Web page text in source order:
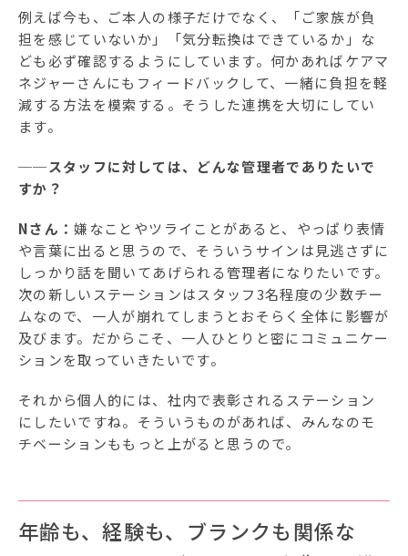
例えば今も、ご本人の様子だけでなく、「ご家族が負
担を感じていないか」「気分転換はできているか」な
ども必ず確認するようにしています。何かあればケアマ
ネジャーさんにもフィードバックして、一緒に負担を軽
減する方法を模索する。そうした連携を大切にしてい
ます。
──スタッフに対しては、どんな管理者でありたいで
すか？
Nさん：嫌なことやツライことがあると、やっぱり表情
や言葉に出ると思うので、そういうサインは見逃さずに
しっかり話を聞いてあげられる管理者になりたいです。
次の新しいステーションはスタッフ3名程度の少数チー
ムなので、一人が崩れてしまうとおそらく全体に影響が
及びます。だからこそ、一人ひとりと密にコミュニケー
ションを取っていきたいです。
それから個人的には、社内で表彰されるステーション
にしたいですね。そういうものがあれば、みんなのモ
チベーションももっと上がると思うので。
年齢も、経験も、ブランクも関係な